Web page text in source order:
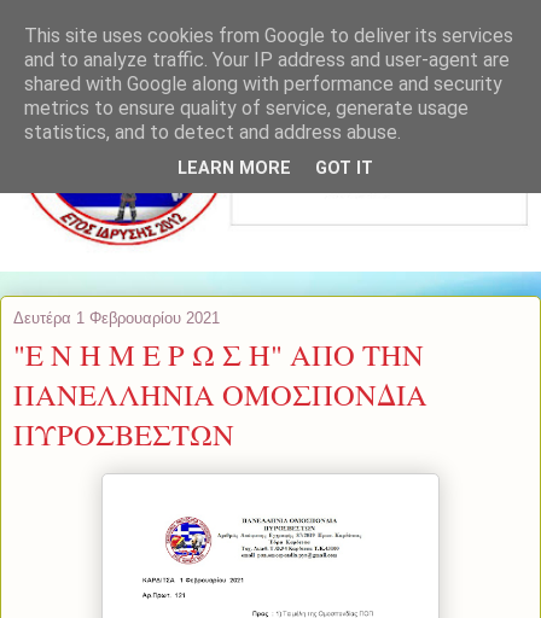
Δευτέρα 1 Φεβρουαρίου 2021
"Ε Ν Η Μ Ε Ρ Ω Σ Η" ΑΠΟ ΤΗΝ
ΠΑΝΕΛΛΗΝΙΑ ΟΜΟΣΠΟΝΔΙΑ
ΠΥΡΟΣΒΕΣΤΩΝ
This site uses cookies from Google to deliver its services
and to analyze traffic. Your IP address and user-agent are
shared with Google along with performance and security
metrics to ensure quality of service, generate usage
statistics, and to detect and address abuse.
LEARN MORE GOT IT